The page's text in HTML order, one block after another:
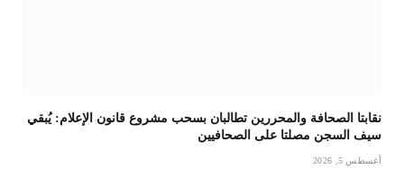
نقابتا الصحافة والمحررين تطالبان بسحب مشروع قانون الإعلام: يُبقي
سيف السجن مصلتا على الصحافيين
أغسطس 5, 2026